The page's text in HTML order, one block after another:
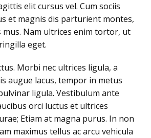
elit cursus vel. Cum sociis
et magnis dis parturient montes,
mus. Nam ultrices enim tortor, ut
eget.
Morbi nec ultrices ligula, a
augue lacus, tempor in metus
ligula. Vestibulum ante
orci luctus et ultrices
Etiam at magna purus. In non
maximus tellus ac arcu vehicula